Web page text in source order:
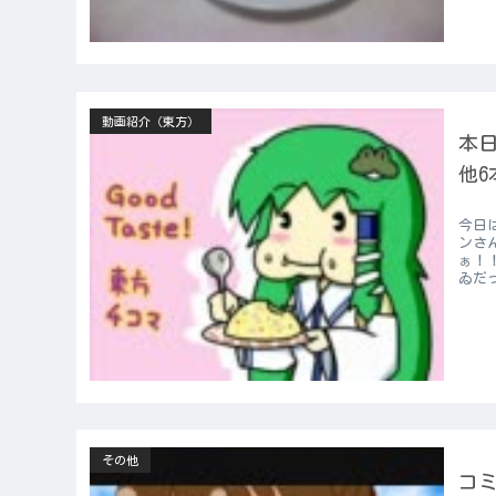
動画紹介（東方）
本
他6
今日
ンさ
ぁ！
ゐだ
その他
コ